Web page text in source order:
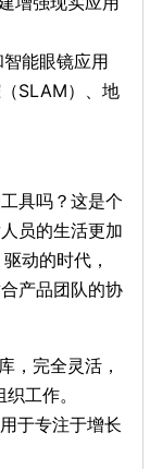
能眼镜应用
SLAM）、地
具吗？这是个
员的生活更加
动的时代，
产品团队的协
，完全灵活，
工作。
于专注于增长